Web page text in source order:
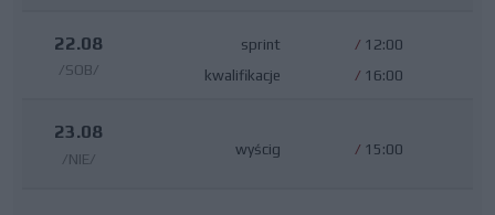
22.08
/SOB/
sprint
kwalifikacje
/ 12:00
/ 16:00
23.08
/NIE/
wyścig / 15:00